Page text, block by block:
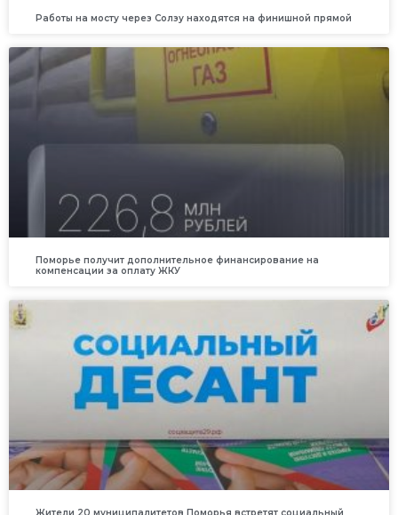
Работы на мосту через Солзу находятся на финишной прямой
Поморье получит дополнительное финансирование на
компенсации за оплату ЖКУ